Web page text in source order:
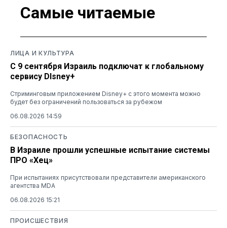
Самые читаемые
ЛИЦА И КУЛЬТУРА
С 9 сентября Израиль подключат к глобальному
сервису DIsney+
Стриминговым приложением Disney+ с этого момента можно
будет без ограничений пользоваться за рубежом
06.08.2026 14:59
БЕЗОПАСНОСТЬ
В Израиле прошли успешные испытание системы
ПРО «Хец»
При испытаниях присутствовали представители американского
агентства MDA
06.08.2026 15:21
ПРОИСШЕСТВИЯ